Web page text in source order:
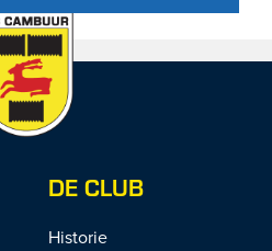
DE CLUB
Historie